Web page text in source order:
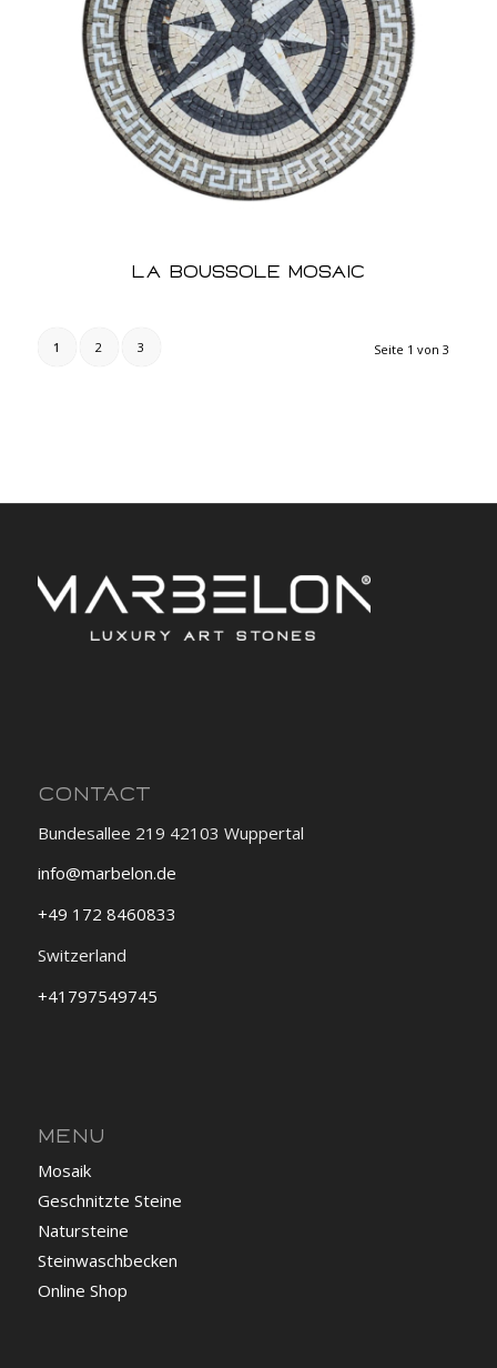
La Boussole Mosaic
Seite 1 von 3
1 2 3
CONTACT
Bundesallee 219 42103 Wuppertal
info@marbelon.de
+49 172 8460833
Switzerland
+41797549745
MENU
Mosaik
Geschnitzte Steine
Natursteine
Steinwaschbecken
Online Shop